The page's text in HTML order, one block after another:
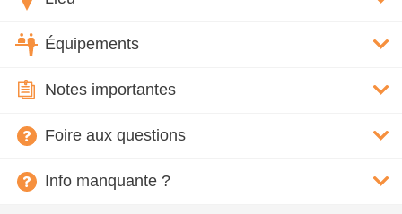
Équipements
Notes importantes
Foire aux questions
Info manquante ?